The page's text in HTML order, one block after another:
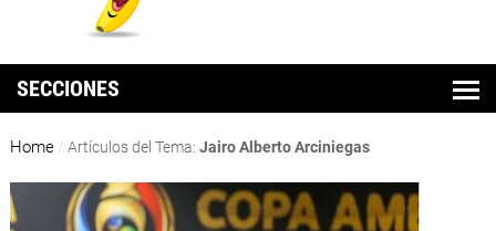
SECCIONES
Home / Artículos del Tema: Jairo Alberto Arciniegas